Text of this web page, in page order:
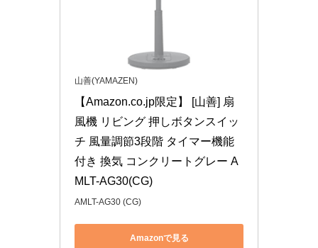
山善(YAMAZEN)
【Amazon.co.jp限定】 [山善] 扇
風機 リビング 押しボタンスイッ
チ 風量調節3段階 タイマー機能
付き 換気 コンクリートグレー A
MLT-AG30(CG)
AMLT-AG30 (CG)
Amazonで見る